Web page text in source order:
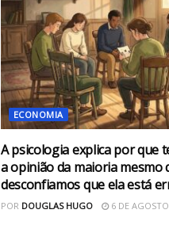
ECONOMIA
A psicologia explica por que
a opinião da maioria mesmo
desconfiamos que ela está
POR DOUGLAS HUGO 6 DE